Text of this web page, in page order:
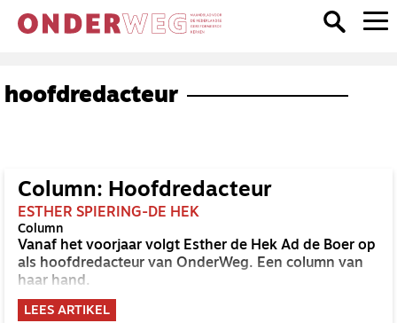
hoofdredacteur
Column: Hoofdredacteur
ESTHER SPIERING-DE HEK
Column
Vanaf het voorjaar volgt Esther de Hek Ad de Boer op
als hoofdredacteur van OnderWeg. Een column van
haar hand.
LEES ARTIKEL